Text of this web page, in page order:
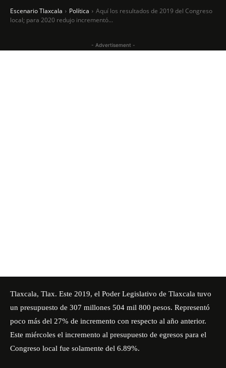
Escenario Tlaxcala Política
Aquí los resultados de 2019 del Congreso
local; para 2020 redujo incrementó...
- Advertisement -
Tlaxcala, Tlax. Este 2019, el Poder Legislativo de Tlaxcala tuvo
un presupuesto de 307 millones 504 mil 800 pesos. Representó
poco más del 27% de incremento con respecto al año anterior.
Este miércoles el incremento al presupuesto de egresos para el
Congreso local fue solamente del 6.89%.